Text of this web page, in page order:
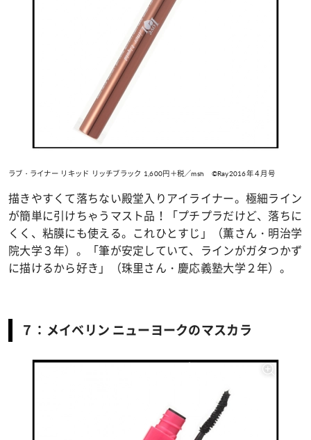
ラブ・ライナー リキッド リッチブラック 1,600円＋税／msh ©Ray2016年４月号
描きやすくて落ちない殿堂入りアイライナー。極細ライン
が簡単に引けちゃうマスト品！「プチプラだけど、落ちに
くく、粘膜にも使える。これひとすじ」（薫さん・明治学
院大学３年）。「筆が安定していて、ラインがガタつかず
に描けるから好き」（珠里さん・慶応義塾大学２年）。
７：メイベリン ニューヨークのマスカラ